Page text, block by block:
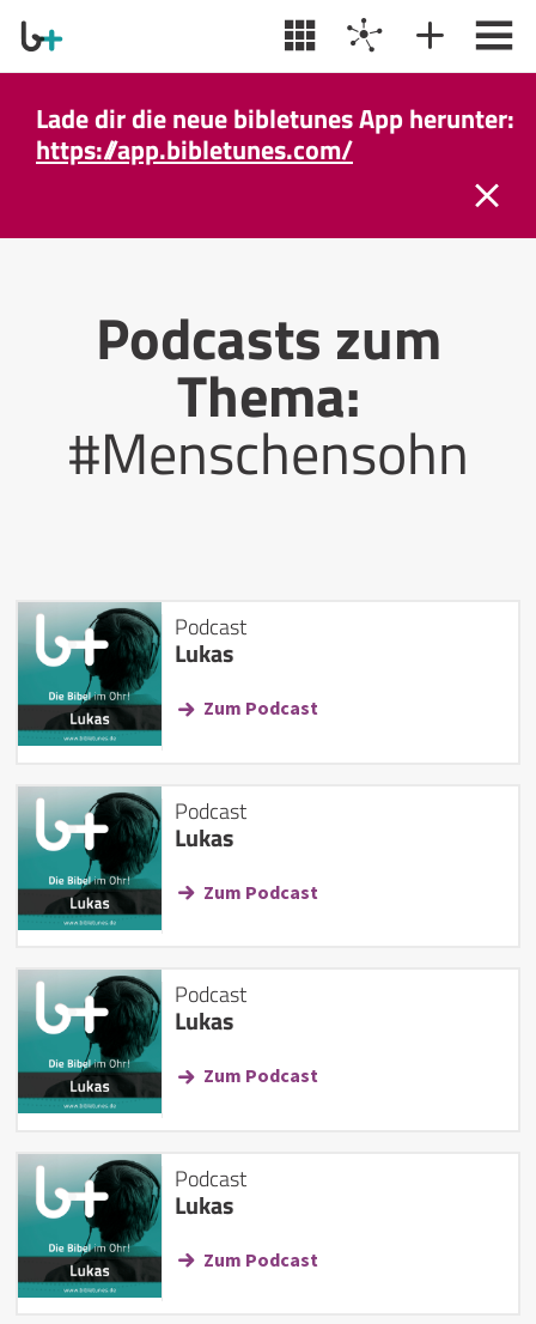
Lade dir die neue bibletunes App herunter:
https://app.bibletunes.com/
Podcasts zum
Thema:
#Menschensohn
Podcast
Lukas
Zum Podcast
Podcast
Lukas
Zum Podcast
Podcast
Lukas
Zum Podcast
Podcast
Lukas
Zum Podcast